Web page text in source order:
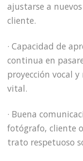
ajustarse a
cliente.
· Capacidad de
continua en
proyección vocal y
vital.
· Buena
fotógrafo, cliente
trato respetuoso